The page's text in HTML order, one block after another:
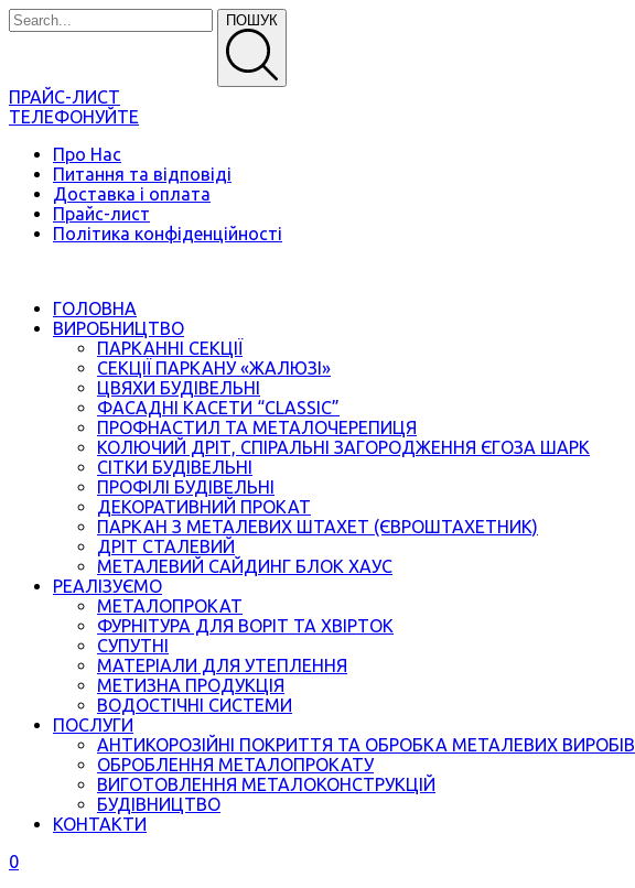
ПОШУК
ПРАЙС-ЛИСТ
ТЕЛЕФОНУЙТЕ
Про Нас
Питання та відповіді
Доставка і оплата
Прайс-лист
Політика конфіденційності
ГОЛОВНА
ВИРОБНИЦТВО
ПАРКАННІ СЕКЦІЇ
СЕКЦІЇ ПАРКАНУ «ЖАЛЮЗІ»
ЦВЯХИ БУДІВЕЛЬНІ
ФАСАДНІ КАСЕТИ “CLASSIC”
ПРОФНАСТИЛ ТА МЕТАЛОЧЕРЕПИЦЯ
КОЛЮЧИЙ ДРІТ, СПІРАЛЬНІ ЗАГОРОДЖЕННЯ ЄГОЗА ШАРК
СІТКИ БУДІВЕЛЬНІ
ПРОФІЛІ БУДІВЕЛЬНІ
ДЕКОРАТИВНИЙ ПРОКАТ
ПАРКАН З МЕТАЛЕВИХ ШТАХЕТ (ЄВРОШТАХЕТНИК)
ДРІТ СТАЛЕВИЙ
МЕТАЛЕВИЙ САЙДИНГ БЛОК ХАУС
РЕАЛІЗУЄМО
МЕТАЛОПРОКАТ
ФУРНІТУРА ДЛЯ ВОРІТ ТА ХВІРТОК
СУПУТНІ
МАТЕРІАЛИ ДЛЯ УТЕПЛЕННЯ
МЕТИЗНА ПРОДУКЦІЯ
ВОДОСТІЧНІ СИСТЕМИ
ПОСЛУГИ
АНТИКОРОЗІЙНІ ПОКРИТТЯ ТА ОБРОБКА МЕТАЛЕВИХ ВИРОБІВ
ОБРОБЛЕННЯ МЕТАЛОПРОКАТУ
ВИГОТОВЛЕННЯ МЕТАЛОКОНСТРУКЦІЙ
БУДІВНИЦТВО
КОНТАКТИ
0